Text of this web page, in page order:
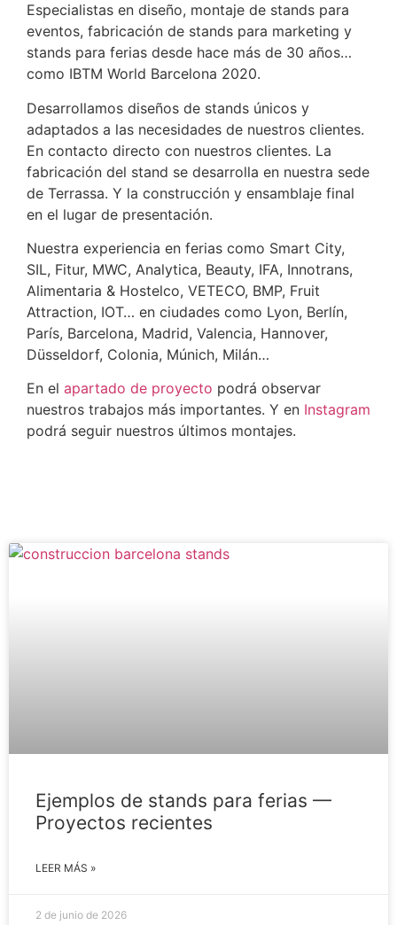
Especialistas en diseño, montaje de stands para
eventos, fabricación de stands para marketing y
stands para ferias desde hace más de 30 años…
como IBTM World Barcelona 2020.
Desarrollamos diseños de stands únicos y
adaptados a las necesidades de nuestros clientes.
En contacto directo con nuestros clientes. La
fabricación del stand se desarrolla en nuestra sede
de Terrassa. Y la construcción y ensamblaje final
en el lugar de presentación.
Nuestra experiencia en ferias como Smart City,
SIL, Fitur, MWC, Analytica, Beauty, IFA, Innotrans,
Alimentaria & Hostelco, VETECO, BMP, Fruit
Attraction, IOT… en ciudades como Lyon, Berlín,
París, Barcelona, Madrid, Valencia, Hannover,
Düsseldorf, Colonia, Múnich, Milán…
En el apartado de proyecto podrá observar
nuestros trabajos más importantes. Y en Instagram
podrá seguir nuestros últimos montajes.
Ejemplos de stands para ferias —
Proyectos recientes
LEER MÁS »
2 de junio de 2026